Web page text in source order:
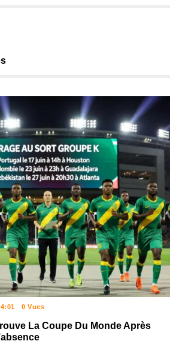
0 Vues
La Coupe Du Monde Après